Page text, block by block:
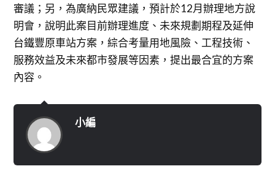
審議；另，為廣納民眾建議，預計於12月辦理地方說
明會，說明此案目前辦理進度、未來規劃期程及延伸
台鐵豐原車站方案，綜合考量用地風險、工程技術、
服務效益及未來都市發展等因素，提出最合宜的方案
內容。
小編